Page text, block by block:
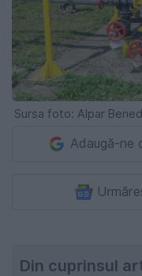
Sursa foto: Alpar
Adaugă-ne
Din cuprinsul